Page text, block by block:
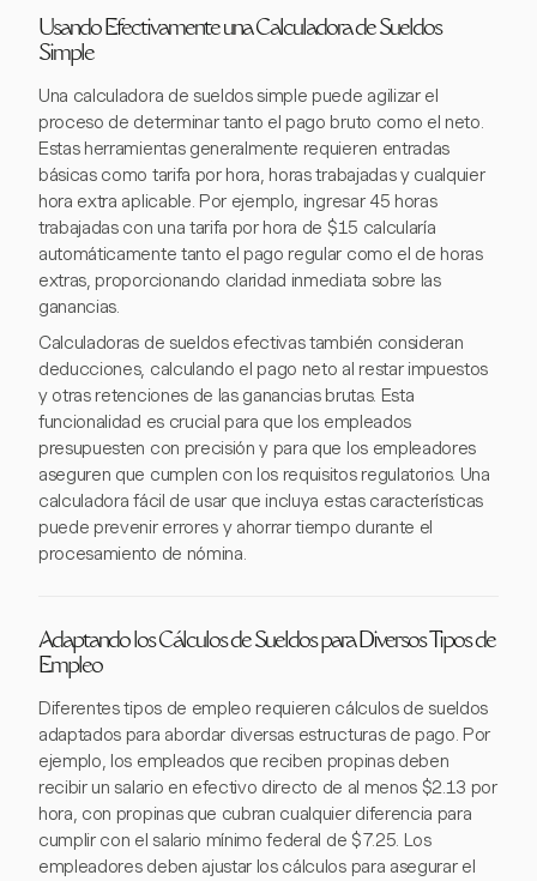
Usando Efectivamente una Calculadora de Sueldos
Simple
Una calculadora de sueldos simple puede agilizar el
proceso de determinar tanto el pago bruto como el neto.
Estas herramientas generalmente requieren entradas
básicas como tarifa por hora, horas trabajadas y cualquier
hora extra aplicable. Por ejemplo, ingresar 45 horas
trabajadas con una tarifa por hora de $15 calcularía
automáticamente tanto el pago regular como el de horas
extras, proporcionando claridad inmediata sobre las
ganancias.
Calculadoras de sueldos efectivas también consideran
deducciones, calculando el pago neto al restar impuestos
y otras retenciones de las ganancias brutas. Esta
funcionalidad es crucial para que los empleados
presupuesten con precisión y para que los empleadores
aseguren que cumplen con los requisitos regulatorios. Una
calculadora fácil de usar que incluya estas características
puede prevenir errores y ahorrar tiempo durante el
procesamiento de nómina.
Adaptando los Cálculos de Sueldos para Diversos Tipos de
Empleo
Diferentes tipos de empleo requieren cálculos de sueldos
adaptados para abordar diversas estructuras de pago. Por
ejemplo, los empleados que reciben propinas deben
recibir un salario en efectivo directo de al menos $2.13 por
hora, con propinas que cubran cualquier diferencia para
cumplir con el salario mínimo federal de $7.25. Los
empleadores deben ajustar los cálculos para asegurar el